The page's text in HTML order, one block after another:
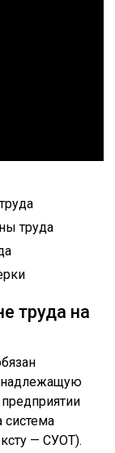
труда
труда на
надлежащую
система
— СУОТ).